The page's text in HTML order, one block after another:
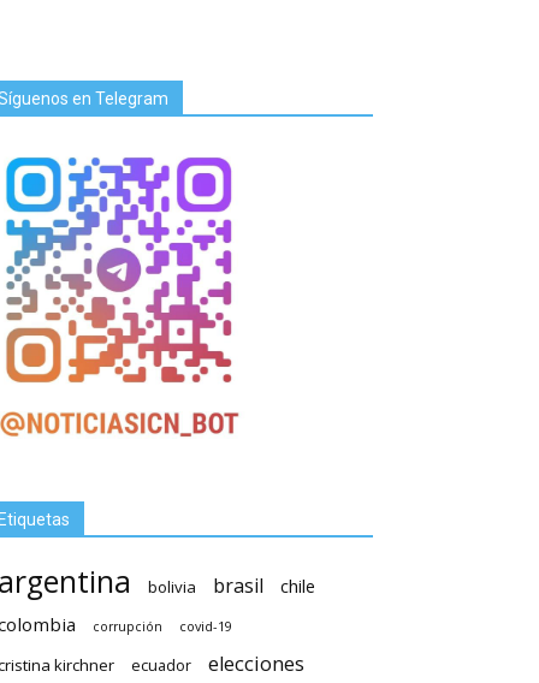
en Telegram
bolivia brasil
chile
corrupción covid-19
kirchner ecuador elecciones